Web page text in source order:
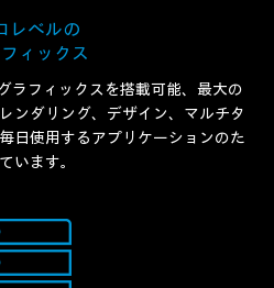
レベルの
ィックス
ラフィックスを搭載可能、最大の
ンダリング、デザイン、マルチタ
日使用するアプリケーションのた
います。